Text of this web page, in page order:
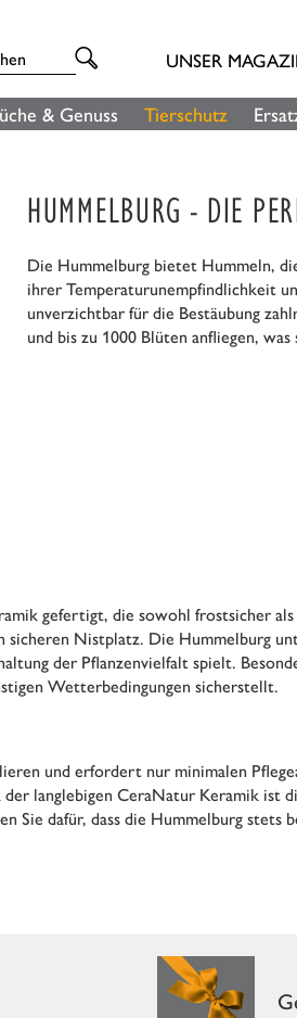
UNSER
& Genuss Tierschutz
HUMMELBURG - DIE
Die Hummelburg bietet Hummeln,
ihrer Temperaturunempfindlichkeit
unverzichtbar für die Bestäubung
und bis zu 1000 Blüten anfliegen,
gefertigt, die sowohl frostsicher
Nistplatz. Die Hummelburg
der Pflanzenvielfalt spielt.
Wetterbedingungen sicherstellt.
und erfordert nur minimalen
langlebigen CeraNatur Keramik
Sie dafür, dass die Hummelburg